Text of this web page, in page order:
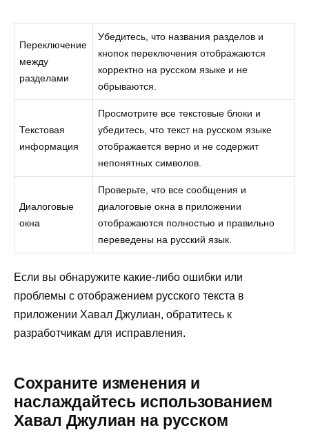
Переключение
между
разделами
Убедитесь, что названия разделов и
кнопок переключения отображаются
корректно на русском языке и не
обрываются.
Текстовая
информация
Просмотрите все текстовые блоки и
убедитесь, что текст на русском языке
отображается верно и не содержит
непонятных символов.
Диалоговые
окна
Проверьте, что все сообщения и
диалоговые окна в приложении
отображаются полностью и правильно
переведены на русский язык.
Если вы обнаружите какие-либо ошибки или
проблемы с отображением русского текста в
приложении Хавал Джулиан, обратитесь к
разработчикам для исправления.
Сохраните изменения и
наслаждайтесь использованием
Хавал Джулиан на русском